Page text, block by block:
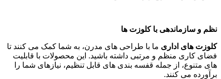
نظم و سازماندهی با کلوزت ها
کلوزت های اداری ما با طراحی های مدرن، به شما کمک می کنند تا
فضای کاری منظم و مرتبی داشته باشید. این محصولات با قابلیت
های متنوع، از جمله قفسه بندی های قابل تنظیم، نیازهای شما را
برآورده می کنند.